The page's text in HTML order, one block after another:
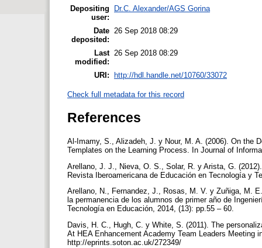
Depositing
user:
Dr.C. Alexander/AGS Gorina
Date
deposited:
26 Sep 2018 08:29
Last
modified:
26 Sep 2018 08:29
URI: http://hdl.handle.net/10760/33072
Check full metadata for this record
References
Al-Imamy, S., Alizadeh, J. y Nour, M. A. (2006). On the
Templates on the Learning Process. In Journal of
Arellano, J. J., Nieva, O. S., Solar, R. y Arista, G.
Revista Iberoamericana de Educación en Tecnología y
Arellano, N., Fernandez, J., Rosas, M. V. y Zuñiga, M.
la permanencia de los alumnos de primer año de
Tecnología en Educación, 2014, (13): pp.55 – 60.
Davis, H. C., Hugh, C. y White, S. (2011). The
At HEA Enhancement Academy Team Leaders Meeting
http://eprints.soton.ac.uk/272349/